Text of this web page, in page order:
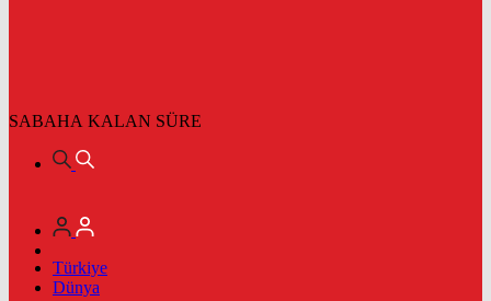
SABAHA KALAN SÜRE
Türkiye
Dünya